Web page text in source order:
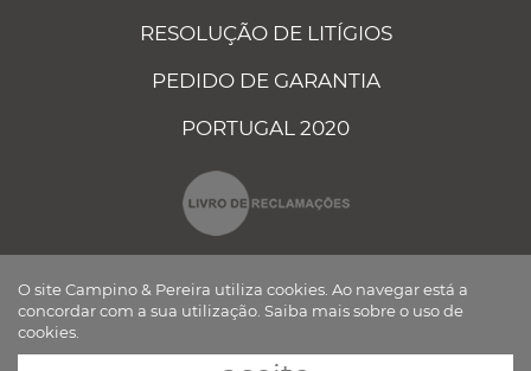
RESOLUÇÃO DE LITÍGIOS
PEDIDO DE GARANTIA
PORTUGAL 2020
CAMPINO E PEREIRA - COMPONENTES ELÉCTRICOS AUTO, LDA ©
TODOS OS DIREITOS RESERVADOS Desenvolvido porBOMSITE
O site Campino & Pereira utiliza cookies. Ao navegar está a
concordar com a sua utilização. Saiba mais sobre o uso de
cookies.